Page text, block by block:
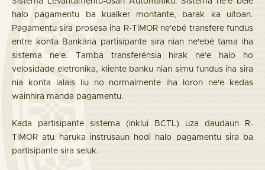
halo pagamentu ba kualker montante, barak ka uitoan.
Pagamentu sira prosesa iha R-TiMOR ne'ebé transfere fundus
entre konta Bankária partisipante sira nian ne'ebé tama iha
sistema ne'e. Tamba transferénsia hirak ne'e halo ho
velosidade eletronika, kliente banku nian simu fundus iha sira
nia konta lalais liu no normalmente iha loron ne'e kedas
wainhira manda pagamentu.
Kada partisipante sistema (inklui BCTL) uza daudaun R-
TiMOR atu haruka instrusaun hodi halo pagamentu sira ba
partisipante sira seluk.